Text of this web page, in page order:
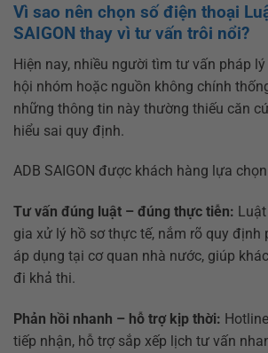
Vì sao nên chọn số điện thoại
SAIGON thay vì tư vấn trôi nổi?
Hiện nay, nhiều người tìm tư vấn pháp
hội nhóm hoặc nguồn không chính
những thông tin này thường thiếu căn
hiểu sai quy định.
ADB SAIGON được khách hàng lựa
Tư vấn đúng luật – đúng thực tiễn:
gia xử lý hồ sơ thực tế, nắm rõ quy định
áp dụng tại cơ quan nhà nước, giúp
đi khả thi.
Phản hồi nhanh – hỗ trợ kịp thời:
tiếp nhận, hỗ trợ sắp xếp lịch tư vấn